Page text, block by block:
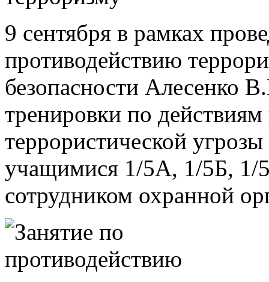
9 сентября в рамках
противодействию
безопасности Алесенко
тренировки по
террористической
учащимися 1/5А, 1/5Б, 1/
сотрудником охранной